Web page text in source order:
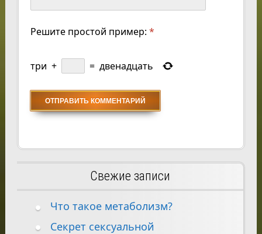
Решите простой пример: *
три + = двенадцать
Свежие записи
Что такое метаболизм?
Секрет сексуальной